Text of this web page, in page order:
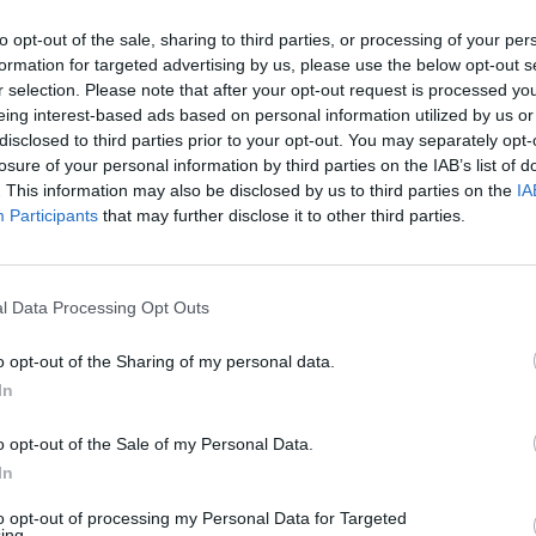
opt-out of the sale, sharing to third parties, or processing of your
for targeted advertising by us, please use the below opt-out
selection. Please note that after your opt-out request is processed
interest-based ads based on personal information utilized by us
to third parties prior to your opt-out. You may separately
of your personal information by third parties on the IAB’s list of
This information may also be disclosed by us to third parties on the
Participants that may further disclose it to other third parties.
Data Processing Opt Outs
opt-out of the Sharing of my personal data.
opt-out of the Sale of my Personal Data.
opt-out of processing my Personal Data for Targeted
τρίτη υποχώρησε η ΙσπανίδαΠάολα
εξής: